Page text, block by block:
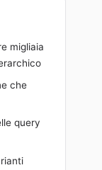
migliaia
che
query